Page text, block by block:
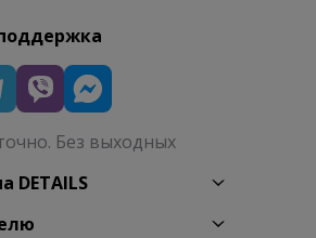
Без выходных
DETAILS